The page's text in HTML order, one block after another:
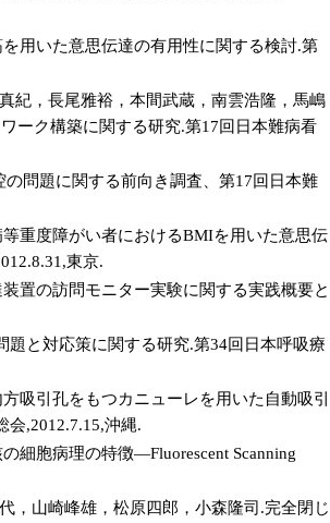
用いた意思伝達の有用性に関する検討.第
紀，長尾雅裕，本間武蔵，南雲浩隆，馬嶋
ーク構築に関する研究.第17回日本難病看
問題に関する前向き調査、第17回日本難
重度障がい者におけるBMIを用いた意思伝
東京.
置の訪問モニター実験に関する実践概要と
と対応策に関する研究.第34回日本呼吸療
吸引孔をもつカニューレを用いた自動吸引
会,2012.7.15,沖縄.
細胞病理の特徴―Fluorescent Scanning
，山崎峰雄，松原四郎，小森隆司.完全閉じ